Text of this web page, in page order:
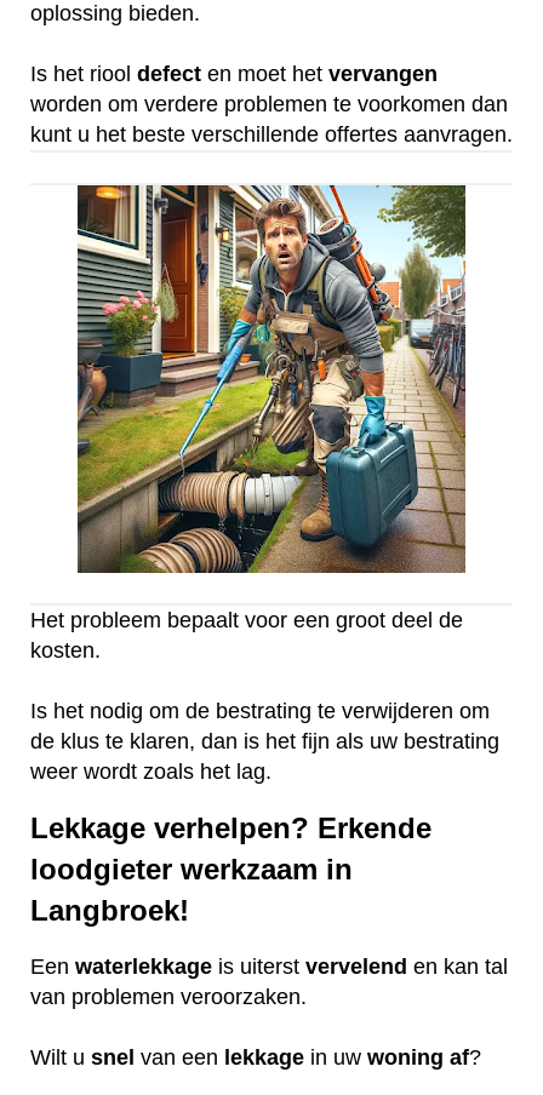
oplossing bieden.
Is het riool defect en moet het vervangen
worden om verdere problemen te voorkomen dan
kunt u het beste verschillende offertes aanvragen.
Het probleem bepaalt voor een groot deel de
kosten.
Is het nodig om de bestrating te verwijderen om
de klus te klaren, dan is het fijn als uw bestrating
weer wordt zoals het lag.
Lekkage verhelpen? Erkende
loodgieter werkzaam in
Langbroek!
Een waterlekkage is uiterst vervelend en kan tal
van problemen veroorzaken.
Wilt u snel van een lekkage in uw woning af?